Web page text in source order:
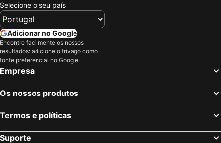
Selecione o seu país
Adicionar no Google
Encontre facilmente os nossos
resultados: adicione o trivago como
fonte preferencial no Google.
Empresa
Os nossos produtos
Termos e políticas
Suporte